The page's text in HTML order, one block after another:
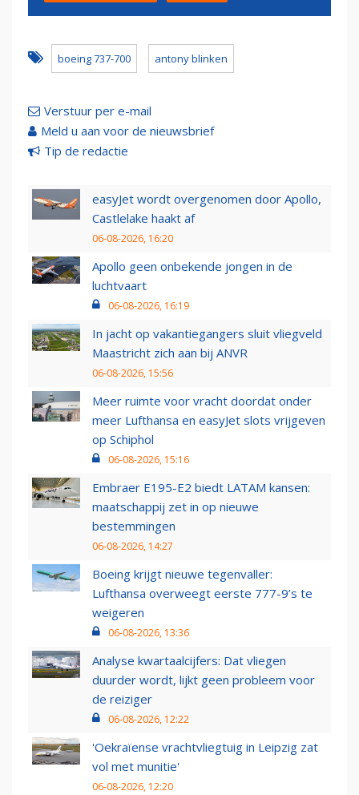
boeing 737-700 antony blinken
Verstuur per e-mail
Meld u aan voor de nieuwsbrief
Tip de redactie
easyJet wordt overgenomen door Apollo,
Castlelake haakt af
06-08-2026, 16:20
Apollo geen onbekende jongen in de
luchtvaart
06-08-2026, 16:19
In jacht op vakantiegangers sluit vliegveld
Maastricht zich aan bij ANVR
06-08-2026, 15:56
Meer ruimte voor vracht doordat onder
meer Lufthansa en easyJet slots vrijgeven
op Schiphol
06-08-2026, 15:16
Embraer E195-E2 biedt LATAM kansen:
maatschappij zet in op nieuwe
bestemmingen
06-08-2026, 14:27
Boeing krijgt nieuwe tegenvaller:
Lufthansa overweegt eerste 777-9’s te
weigeren
06-08-2026, 13:36
Analyse kwartaalcijfers: Dat vliegen
duurder wordt, lijkt geen probleem voor
de reiziger
06-08-2026, 12:22
'Oekraïense vrachtvliegtuig in Leipzig zat
vol met munitie'
06-08-2026, 12:20